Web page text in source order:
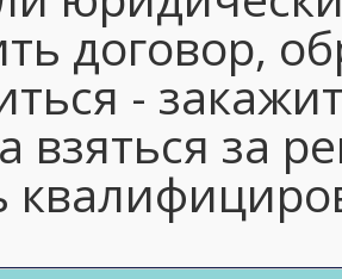
договор,
-
взяться за